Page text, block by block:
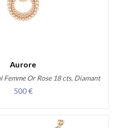
Aurore
Or Rose 18 cts, Diamant
500 €